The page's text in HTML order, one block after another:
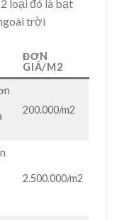
2 loại đó là bạt
trời
ĐƠN
GIÁ/M2
200.000/m2
2.500.000/m2